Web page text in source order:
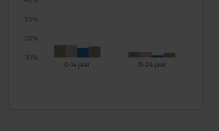
0-14 jaar 15-24 jaar
10%
20%
30%